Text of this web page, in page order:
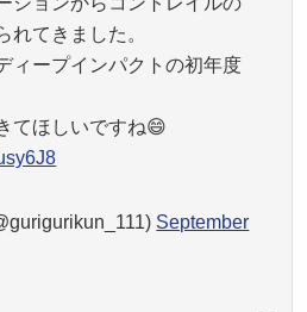
れてきました。
ィープインパクトの初年度
てほしいですね😄
September